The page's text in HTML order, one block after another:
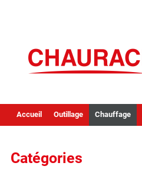
Accueil Outillage Chauffage
Catégories